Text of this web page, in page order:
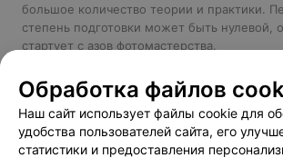
большое количество теории и практики.
степень подготовки может быть нулевой,
стартует с азов фотомастерства.
хотите наполнить каталог товаров на своем
собственными фотографиями, или вы
еде или туризм), ищите краткосрочное
при выборе – отзывы студентов. Хорошие
Обработка файлов
Наш сайт использует файлы cookie для
удобства пользователей сайта, его
статистики и предоставления